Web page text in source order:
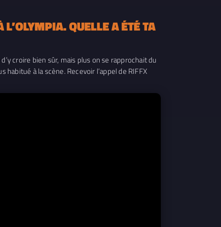
QUELLE A ÉTÉ TA
croire bien sûr, mais plus on se rapprochait du
à la scène. Recevoir l’appel de RIFFX